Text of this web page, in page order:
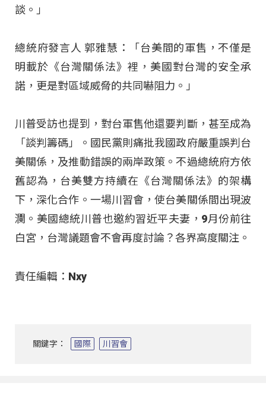
談。」
總統府發言人 郭雅慧：「台美間的軍售，不僅是
明載於《台灣關係法》裡，美國對台灣的安全承
諾，更是對區域威脅的共同嚇阻力。」
川普受訪也提到，對台軍售他還要判斷，甚至成為
「談判籌碼」。國民黨則痛批我國政府嚴重誤判台
美關係，及推動錯誤的兩岸政策。不過總統府方依
舊認為，台美雙方持續在《台灣關係法》的架構
下，深化合作。一場川習會，使台美關係間出現波
瀾。美國總統川普也邀約習近平夫妻，9月份前往
白宮，台灣議題會不會再度討論？各界高度關注。
責任編輯：Nxy
關鍵字： 國際 川習會